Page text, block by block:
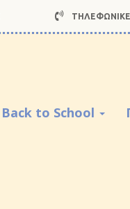
Back to School